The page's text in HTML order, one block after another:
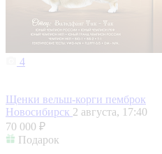
4
Щенки вельш-корги пемброк
Новосибирск 2 августа, 17:40
70 000 ₽
Подарок